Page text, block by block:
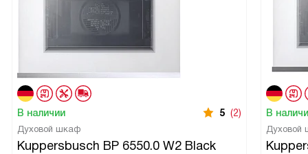
В наличии 5 (2)
Духовой шкаф
Kuppersbusch BP 6550.0 W2 Black
В
Духовой